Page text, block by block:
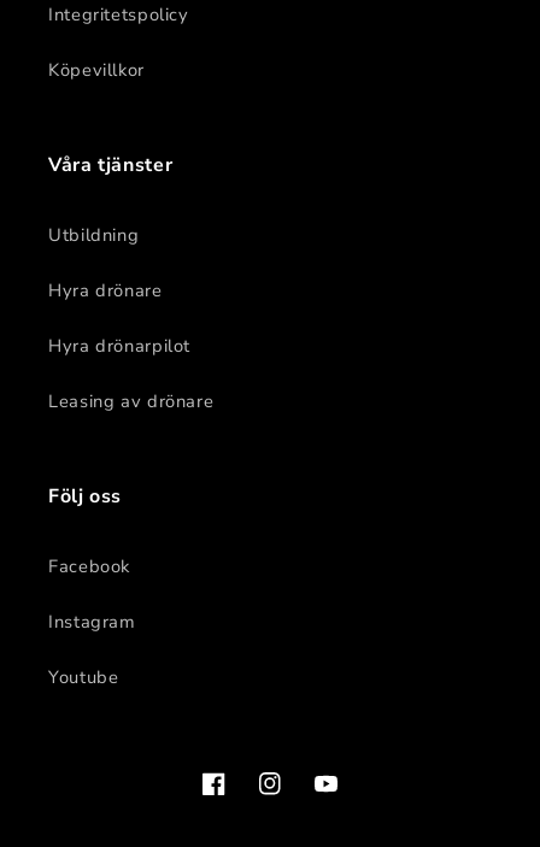
Integritetspolicy
Köpevillkor
Våra tjänster
Utbildning
Hyra drönare
Hyra drönarpilot
Leasing av drönare
Följ oss
Facebook
Instagram
Youtube
FacebookInstagramYouTube